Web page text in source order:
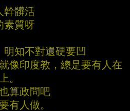
髒活
質呀
知不對還硬要凹
像印度教，總是要有人在
。
算政問吧
有人做。